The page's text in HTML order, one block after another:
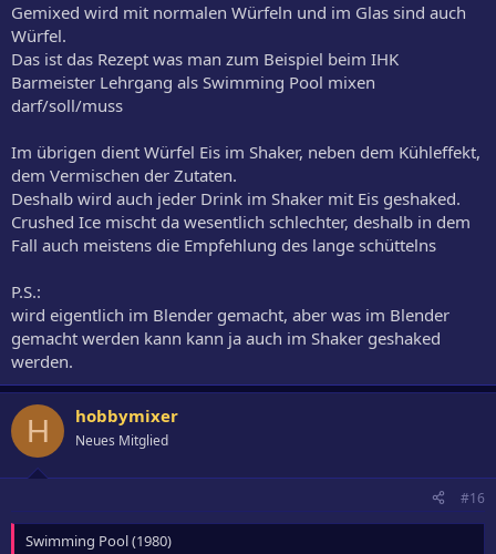
Gemixed wird mit normalen Würfeln und im Glas sind auch
Würfel.
Das ist das Rezept was man zum Beispiel beim IHK
Barmeister Lehrgang als Swimming Pool mixen
darf/soll/muss
Im übrigen dient Würfel Eis im Shaker, neben dem Kühleffekt,
dem Vermischen der Zutaten.
Deshalb wird auch jeder Drink im Shaker mit Eis geshaked.
Crushed Ice mischt da wesentlich schlechter, deshalb in dem
Fall auch meistens die Empfehlung des lange schüttelns
P.S.:
wird eigentlich im Blender gemacht, aber was im Blender
gemacht werden kann kann ja auch im Shaker geshaked
werden.
H hobbymixer
Neues Mitglied
#16
Swimming Pool (1980)